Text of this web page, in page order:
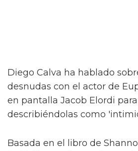
Diego Calva ha hablado
desnudas con el actor de
en pantalla Jacob Elordi
describiéndolas como
Basada en el libro de